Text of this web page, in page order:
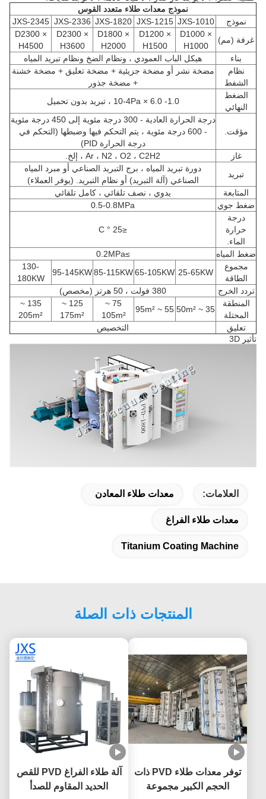
نموذج معدات طلاء متعدد القوس
نموذج
JXS-1010
JXS-1215
JXS-1820
JXS-2336
JXS-2345
غرفة (مم)
D1000 ×
H1000
D1200 ×
H1500
D1800 ×
H2000
D2300 ×
H3600
D2300 ×
H4500
بناء
هيكل الباب العمودي ، ونظام الضخ ونظام تبريد المياه
نظام
الشفط
مضخة نشر أو مضخة جزيئية + مضخة تعليق + مضخة خشنة
+ مضخة جذور
الضغط
النهائي
1.0- 6.0 × 10-4Pa ، تبريد بدون تحميل
مؤقت.
درجة الحرارة العادية - 300 درجة مئوية إلى 450 درجة مئوية
- 600 درجة مئوية ، يتم التحكم فيها وضبطها (التحكم في
درجة الحرارة PID)
غاز
Ar ، N2 ، O2 ، C2H2 ، إلخ.
تبريد
دورة تبريد المياه ، برج التبريد الصناعي أو مبرد المياه
الصناعي (آلة التبريد) أو نظام التبريد. (يوفر العملاء)
المتابعة
يدوي ، نصف تلقائي ، كامل تلقائي
ضغط جوي
0.5-0.8MPa
درجة
حرارة
الماء.
≤25 ° C
ضغط المياه
≥0.2MPa
مجموع
الطاقة
25-65KW
65-105KW
85-115KW
95-145KW
130-
180KW
تردد الخرج
380 فولت ، 50 هرتز (مخصص)
المنطقة
المحتلة
35 ~ 50m²
55 ~ 95m²
75 ~
105m²
125 ~
175m²
135 ~
205m²
تعليق
التخصيص
تأثير 3D
العلامات: معدات طلاء المعادن
معدات طلاء الفراغ
Titanium Coating Machine
المنتجات ذات الصلة
توفر معدات طلاء PVD ذات
الحجم الكبير مجموعة
آلة طلاء الفراغ PVD للقص
الحديد المقاوم للصدأ